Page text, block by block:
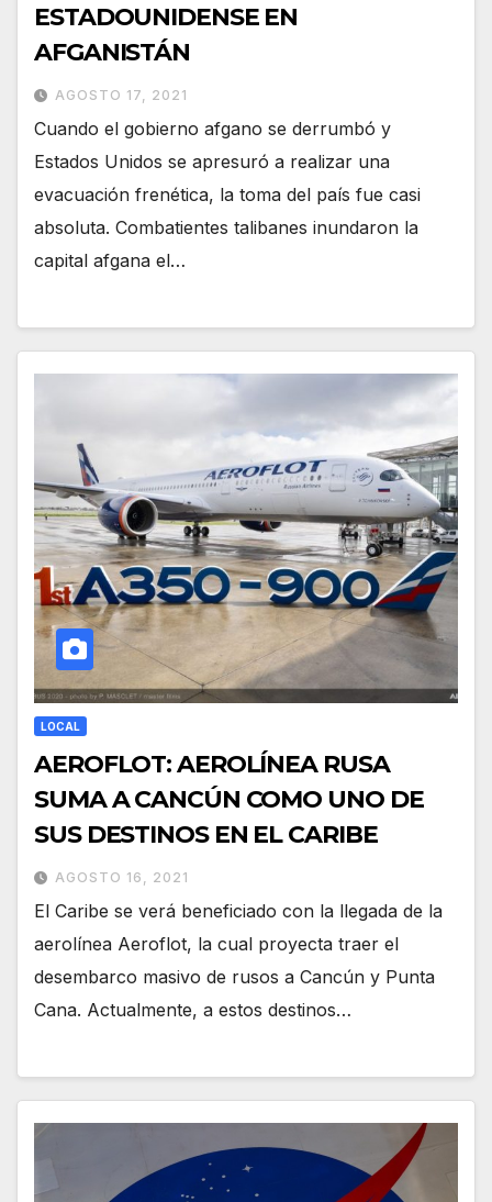
ESTADOUNIDENSE EN
AFGANISTÁN
AGOSTO 17, 2021
Cuando el gobierno afgano se derrumbó y
Estados Unidos se apresuró a realizar una
evacuación frenética, la toma del país fue casi
absoluta. Combatientes talibanes inundaron la
capital afgana el…
LOCAL
AEROFLOT: AEROLÍNEA RUSA
SUMA A CANCÚN COMO UNO DE
SUS DESTINOS EN EL CARIBE
AGOSTO 16, 2021
El Caribe se verá beneficiado con la llegada de la
aerolínea Aeroflot, la cual proyecta traer el
desembarco masivo de rusos a Cancún y Punta
Cana. Actualmente, a estos destinos…